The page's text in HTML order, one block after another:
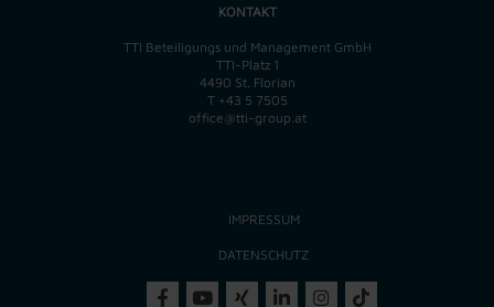
KONTAKT
TTI Beteiligungs und Management GmbH
TTI-Platz 1
4490 St. Florian
T +43 5 7505
office@tti-group.at
IMPRESSUM
DATENSCHUTZ